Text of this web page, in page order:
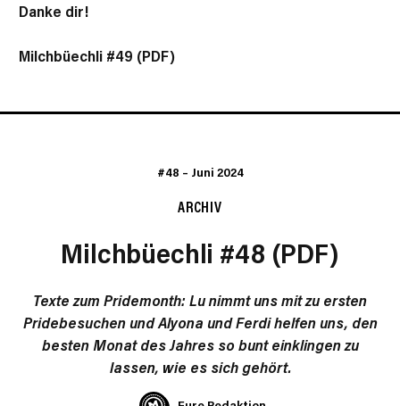
Danke dir!
Milchbüechli #49 (PDF)
#48 – Juni 2024
ARCHIV
Milchbüechli #48 (PDF)
Texte zum Pridemonth: Lu nimmt uns mit zu ersten
Pridebesuchen und Alyona und Ferdi helfen uns, den
besten Monat des Jahres so bunt einklingen zu
lassen, wie es sich gehört.